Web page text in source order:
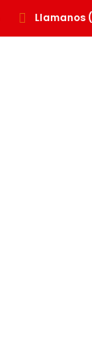
Llamanos